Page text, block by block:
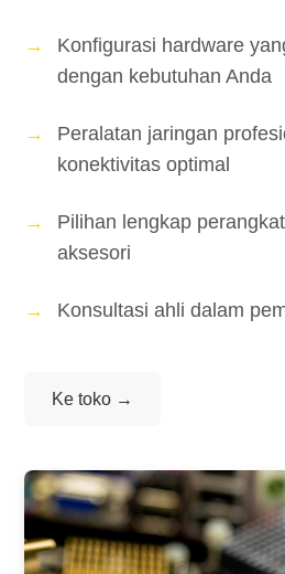
Konfigurasi hardware
dengan kebutuhan Anda
Peralatan jaringan
konektivitas optimal
Pilihan lengkap
aksesori
Konsultasi ahli dalam
Ke toko →